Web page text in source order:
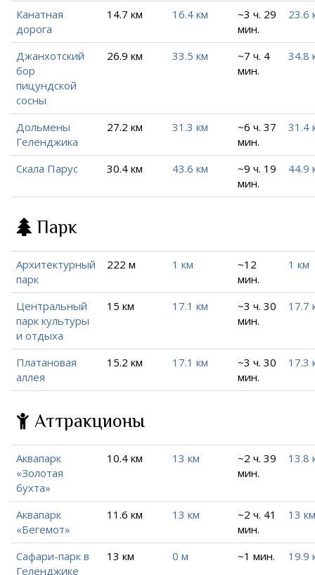
Канатная
дорога
14.7 км 16.4 км
~3 ч. 29
мин.
23.6
Джанхотский
бор
пицундской
сосны
26.9 км 33.5 км
~7 ч. 4
мин.
34.8
Дольмены
Геленджика
27.2 км 31.3 км
~6 ч. 37
мин.
31.4
Скала Парус 30.4 км 43.6 км
~9 ч. 19
мин.
44.9
Парк
Архитектурный
парк
222 м 1 км
~12
мин.
1 км
Центральный
парк культуры
и отдыха
15 км 17.1 км
~3 ч. 30
мин.
17.7
Платановая
аллея
15.2 км 17.1 км
~3 ч. 30
мин.
17.3
Аттракционы
Аквапарк
«Золотая
бухта»
10.4 км 13 км
~2 ч. 39
мин.
13.8
Аквапарк
«Бегемот»
11.6 км 13 км
~2 ч. 41
мин.
13 км
Сафари-парк в
Геленджике
13 км 0 м ~1 мин. 19.9